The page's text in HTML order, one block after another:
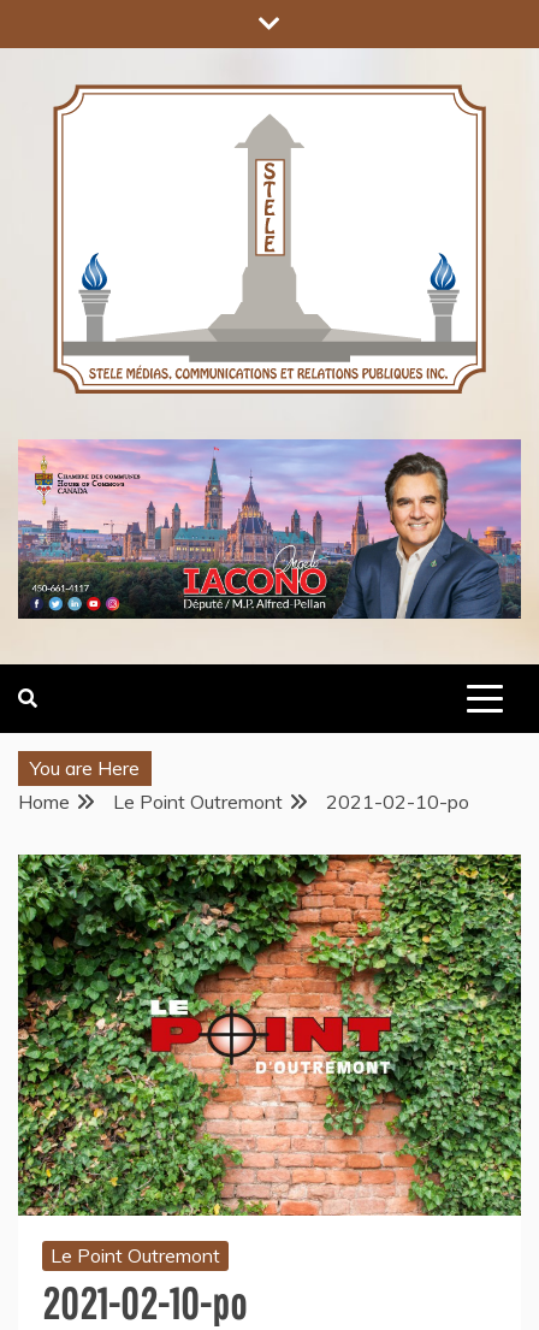
You are Here
Home
Le Point Outremont 2021-02-10-po
Le Point Outremont
2021-02-10-po